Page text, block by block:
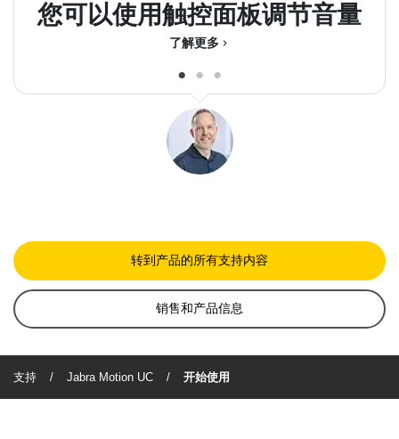
您可以使用触控面板调节音量
chevron_right
了解更多
转到产品的所有支持内容
销售和产品信息
支持 Jabra Motion UC 开始使用